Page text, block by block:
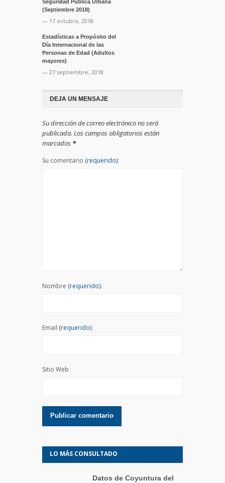
Seguridad Pública Urbana
(Septiembre 2018)
— 17 octubre, 2018
Estadísticas a Propósito del
Día Internacional de las
Personas de Edad (Adultos
mayores)
— 27 septiembre, 2018
DEJA UN MENSAJE
Su dirección de correo electrónico no será
publicada. Los campos obligatorios están
marcados *
Su comentario (requerido):
Nombre (requerido):
Email (requerido):
Sitio Web
LO MÁS CONSULTADO
Datos de Coyuntura del